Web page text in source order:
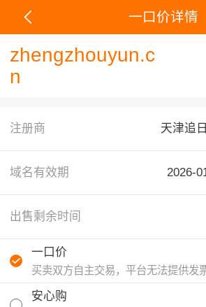
一口价详情
zhengzhouyun.c
n
注册商 天津追
域名有效期 2026-
出售剩余时间
一口价
买卖双方自主交易，平台无法提供发
安心购